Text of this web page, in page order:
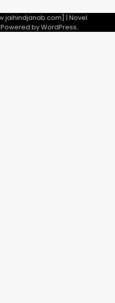
| Novel
byWordPress.